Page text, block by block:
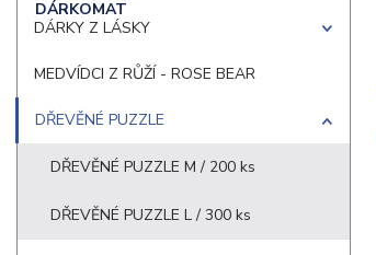
DÁRKY Z LÁSKY
MEDVÍDCI Z RŮŽÍ - ROSE BEAR
DŘEVĚNÉ PUZZLE
DŘEVĚNÉ PUZZLE M / 200 ks
DŘEVĚNÉ PUZZLE L / 300 ks